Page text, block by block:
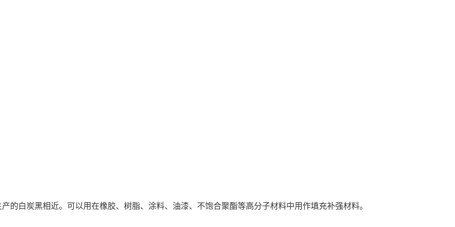
的白炭黑相近。可以用在橡胶、树脂、涂料、油漆、不饱合聚酯等高分子材料中用作填充补强材料。